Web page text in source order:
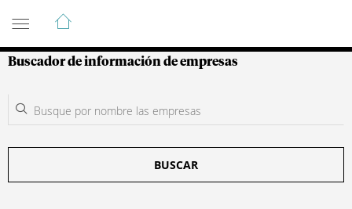
Guía de Empresas Colombianas
Buscador de información de empresas
BUSCAR